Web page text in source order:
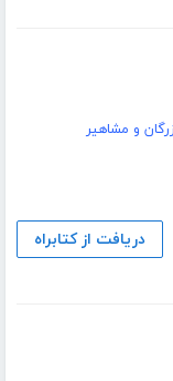
و مشاهیر
دریافت از کتابراه